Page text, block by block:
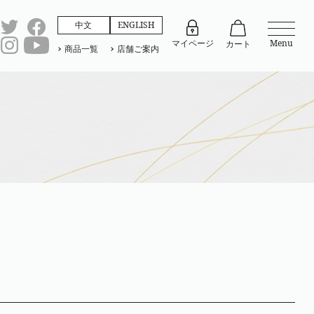
中文
ENGLISH
商品一覧
店舗ご案内 マイページ カート Menu